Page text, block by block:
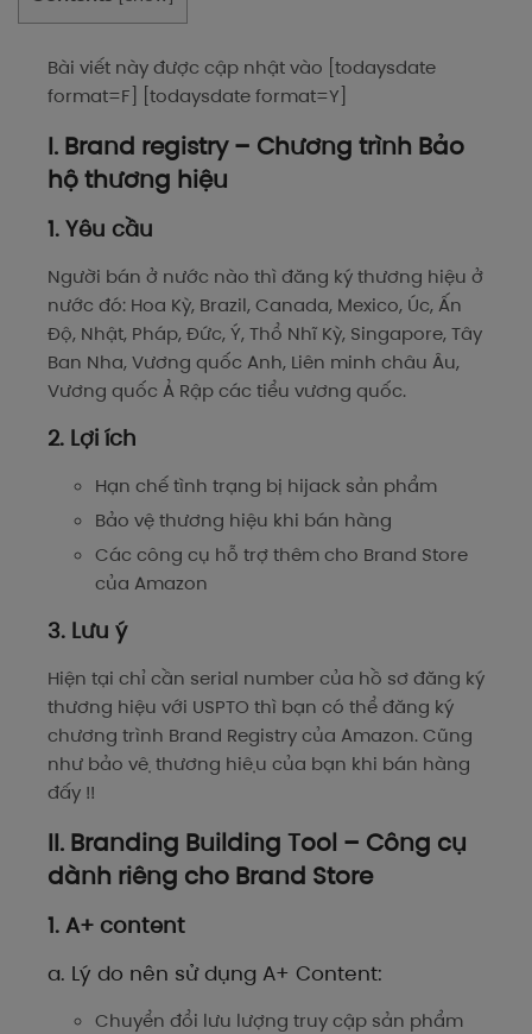
Bài viết này được cập nhật vào [todaysdate
format=F] [todaysdate format=Y]
I. Brand registry – Chương trình Bảo
hộ thương hiệu
1. Yêu cầu
Người bán ở nước nào thì đăng ký thương hiệu ở
nước đó: Hoa Kỳ, Brazil, Canada, Mexico, Úc, Ấn
Độ, Nhật, Pháp, Đức, Ý, Thổ Nhĩ Kỳ, Singapore, Tây
Ban Nha, Vương quốc Anh, Liên minh châu Âu,
Vương quốc Ả Rập các tiểu vương quốc.
2. Lợi ích
Hạn chế tình trạng bị hijack sản phẩm
Bảo vệ thương hiệu khi bán hàng
Các công cụ hỗ trợ thêm cho Brand Store
của Amazon
3. Lưu ý
Hiện tại chỉ cần serial number của hồ sơ đăng ký
thương hiệu với USPTO thì bạn có thể đăng ký
chương trình Brand Registry của Amazon. Cũng
như bảo vệ thương hiệu của bạn khi bán hàng
đấy !!
II. Branding Building Tool – Công cụ
dành riêng cho Brand Store
1. A+ content
a. Lý do nên sử dụng A+ Content:
Chuyển đổi lưu lượng truy cập sản phẩm